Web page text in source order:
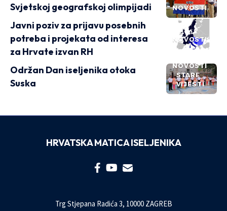
NOVOSTI
Svjetskoj geografskoj olimpijadi
NOVOSTI
Javni poziv za prijavu posebnih
potreba i projekata od interesa
za Hrvate izvan RH
NOVOSTI
STARE
VIJESTI
Održan Dan iseljenika otoka
Suska
HRVATSKA MATICA ISELJENIKA
Trg Stjepana Radića 3, 10000 ZAGREB